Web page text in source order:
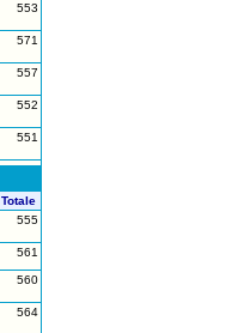
553
571
557
552
551
Totale
555
561
560
564